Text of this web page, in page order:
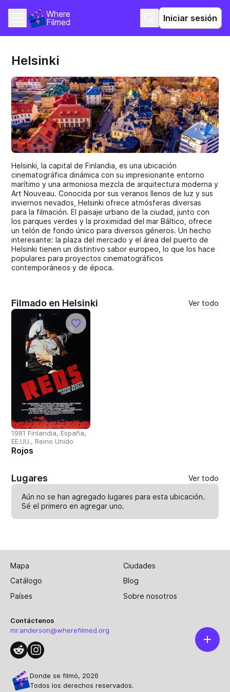
Where
Filmed
Iniciar sesión
Helsinki
Helsinki, la capital de Finlandia, es una ubicación
cinematográfica dinámica con su impresionante entorno
marítimo y una armoniosa mezcla de arquitectura moderna y
Art Nouveau. Conocida por sus veranos llenos de luz y sus
inviernos nevados, Helsinki ofrece atmósferas diversas
para la filmación. El paisaje urbano de la ciudad, junto con
los parques verdes y la proximidad del mar Báltico, ofrece
un telón de fondo único para diversos géneros. Un hecho
interesante: la plaza del mercado y el área del puerto de
Helsinki tienen un distintivo sabor europeo, lo que los hace
populares para proyectos cinematográficos
contemporáneos y de época.
Filmado en Helsinki Ver todo
1981 Finlandia, España,
EE.UU., Reino Unido
Rojos
Lugares Ver todo
Aún no se han agregado lugares para esta ubicación.
Sé el primero enagregar uno.
Mapa
Ciudades
Catálogo
Blog
Países
Sobre nosotros
Contáctenos
mr.anderson@wherefilmed.org
Donde se filmó, 2026
Todos los derechos reservados.